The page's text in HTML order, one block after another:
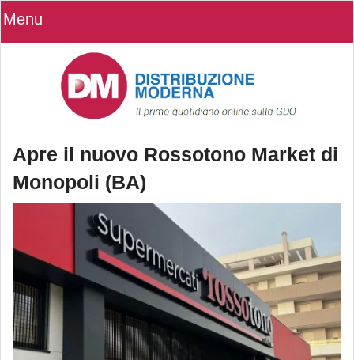
Menu
​Apre il nuovo Rossotono Market di
Monopoli (BA)